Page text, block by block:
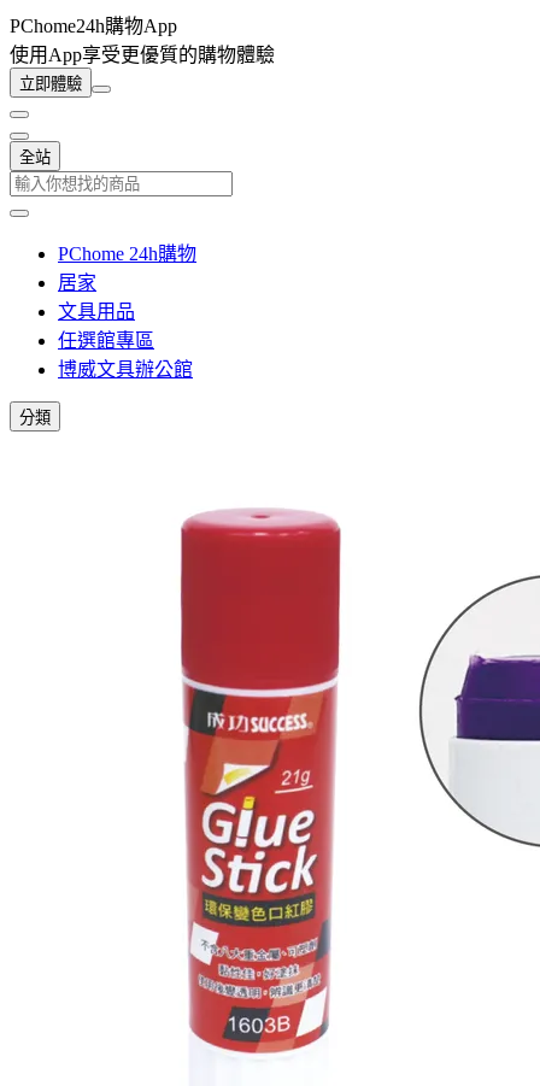
PChome24h購物App
使用App享受更優質的購物體驗
立即體驗
全站
PChome 24h購物
居家
文具用品
任選館專區
博威文具辦公館
分類